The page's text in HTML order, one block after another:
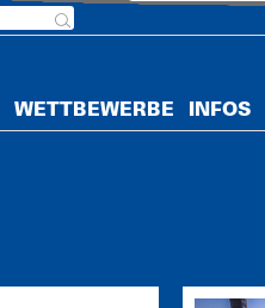
WETTBEWERBE INFOS